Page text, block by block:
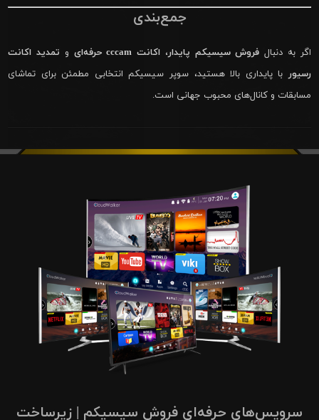
جمع‌بندی
اگر به دنبال فروش سیسیکم پایدار، اکانت cccam حرفه‌ای و تمدید اکانت
رسیور با پایداری بالا هستید، سوپر سیسیکم انتخابی مطمئن برای تماشای
مسابقات و کانال‌های محبوب جهانی است.
سرویس‌های حرفه‌ای فروش سیسیکم | زیرساخت